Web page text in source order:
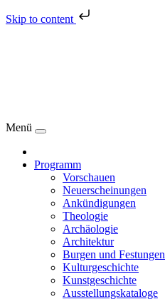
Skip to content
Menü
Programm
Vorschauen
Neuerscheinungen
Ankündigungen
Theologie
Archäologie
Architektur
Burgen und Festungen
Kulturgeschichte
Kunstgeschichte
Ausstellungskataloge